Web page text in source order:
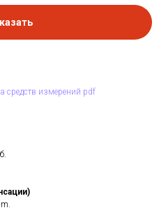
средств измерений pdf